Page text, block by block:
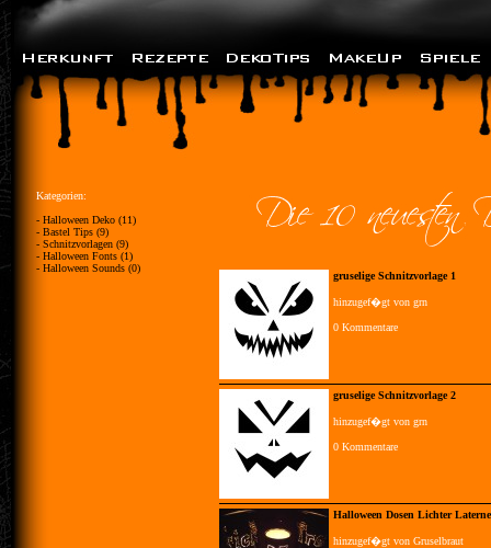
Kategorien:
- Halloween Deko (11)
- Bastel Tips (9)
- Schnitzvorlagen (9)
- Halloween Fonts (1)
- Halloween Sounds (0)
gruselige Schnitzvorlage 1
hinzugef�gt von grn
0 Kommentare
gruselige Schnitzvorlage 2
hinzugef�gt von grn
0 Kommentare
Halloween Dosen Lichter
hinzugef�gt von Gruselbraut